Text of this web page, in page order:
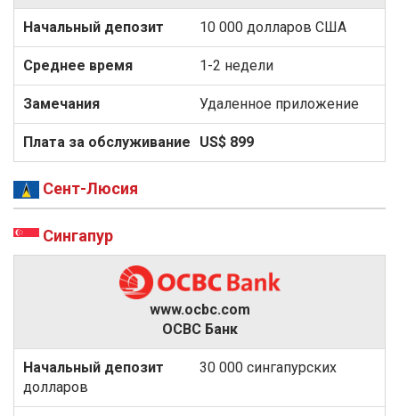
10 000 долларов США
1-2 недели
Удаленное приложение
US$ 899
Сент-Люсия
Сингапур
www.ocbc.com
OCBC Банк
30 000 сингапурских
долларов